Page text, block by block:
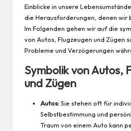
Einblicke in unsere
die Herausforderungen, denen wir
Im Folgenden gehen wir auf die
von Autos, Flugzeugen und Zügen
Probleme und Verzögerungen
Symbolik von Autos,
und Zügen
Autos:Sie stehen oft für
Selbstbestimmung und
Traum von einem Auto kann